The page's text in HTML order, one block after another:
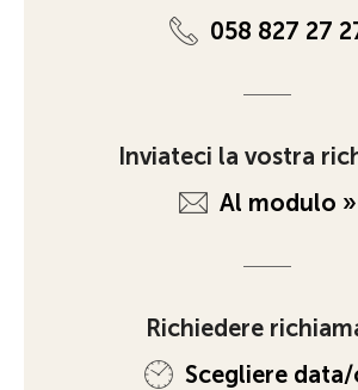
058 827 27
Inviateci la vostra
Al modulo »
Richiedere
Scegliere